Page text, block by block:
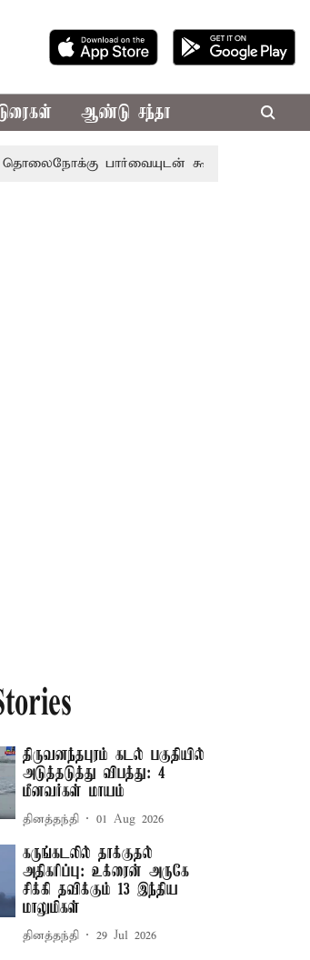
ஆண்டு சந்தா
பார்வையுடன் கூடிய வேளாண் பட்ஜெட்:
திருவனந்தபுரம் கடல் பகுதியில்
அடுத்தடுத்து விபத்து: 4
மீனவர்கள் மாயம்
தினத்தந்தி 01 Aug 2026
கருங்கடலில் தாக்குதல்
அதிகரிப்பு: உக்ரைன் அருகே
சிக்கி தவிக்கும் 13 இந்திய
மாலுமிகள்
தினத்தந்தி 29 Jul 2026